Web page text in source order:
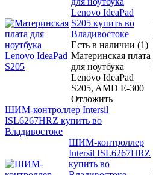
Lenovo IdeaPad
S205 купить во
Владивостоке
Есть в наличии (1)
Материнская плата
для ноутбука
Lenovo IdeaPad
S205, AMD E-300
Отложить
ШИМ-контроллер Intersil
ISL6267HRZ купить во
Владивостоке
ШИМ-контроллер
Intersil ISL6267HRZ
купить во